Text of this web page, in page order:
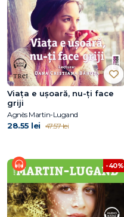
Viața e ușoară, nu-ți face
griji
Agnès Martin-Lugand
28.55 lei 47.57 lei
-40%